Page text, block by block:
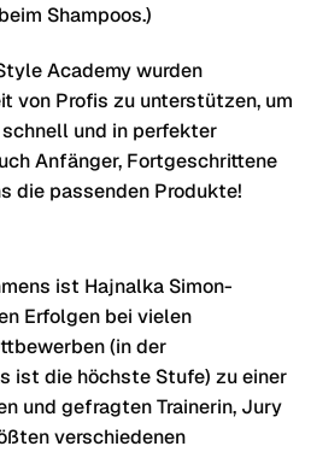
Shampoos.)
Academy wurden
von Profis zu unterstützen, um
und in perfekter
Anfänger, Fortgeschrittene
die passenden Produkte!
ist Hajnalka Simon-
Erfolgen bei vielen
(in der
ist die höchste Stufe) zu einer
und gefragten Trainerin, Jury
verschiedenen